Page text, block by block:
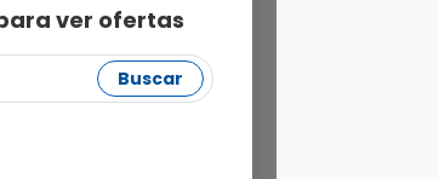
ver ofertas
Buscar